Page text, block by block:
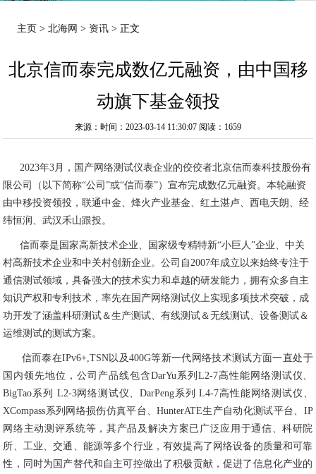
主页 >北海网 > 资讯 > 正文
北京信而泰完成数亿元融资，由中国移
动旗下基金领投
来源：时间：2023-03-14 11:30:07 阅读：1659
2023年3月，国产网络测试仪表企业的佼佼者北京信而泰科技股份有
限公司（以下简称“公司”或“信而泰”）宣布完成数亿元融资。本轮融资
由中移投资领投，联通中金、烽火产业基金、红土湛卢、西电天朗、经
纬恒润、武汉禾山跟投。
信而泰是国家高新技术企业、国家级专精特新“小巨人”企业、中关
村高新技术企业和中关村创新企业。公司自2007年成立以来始终专注于
通信测试领域，具备强大的技术实力和卓越的研发能力，拥有众多自主
知识产权和专利技术，率先在国产网络测试仪上实现多项技术突破，成
功开发了涵盖科研测试＆生产测试、有线测试＆无线测试、设备测试＆
运维测试的测试方案。
信而泰在IPv6+,TSN以及400G等新一代网络技术测试方面一直处于
国内领先地位，公司产品线包含DarYu系列 L2-7高性能网络测试仪、
BigTao系列 L2-3网络测试仪、DarPeng系列 L4-7高性能网络测试仪、
XCompass系列网络损伤仿真平台、HunterATE生产自动化测试平台、 IP
网络主动测评系统等，其产品及解决方案已广泛应用于通信、科研院
所、工业、交通、能源等多个行业，有效提高了网络设备的质量和可靠
性，同时为国产替代和自主可控做出了积极贡献，促进了信息化产业的